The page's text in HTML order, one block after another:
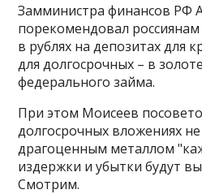
Замминистра финансов РФ
порекомендовал
в рублях на депозитах для
для долгосрочных – в
федерального займа.
При этом Моисеев
долгосрочных вложениях
драгоценным металлом
издержки и убытки будут
Смотрим.